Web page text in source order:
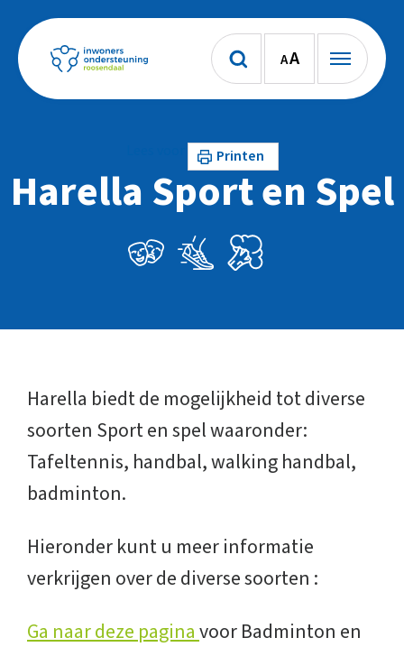
AA
Printen
Harella Sport en Spel
Harella biedt de mogelijkheid tot diverse
soorten Sport en spel waaronder:
Tafeltennis, handbal, walking handbal,
badminton.
Hieronder kunt u meer informatie
verkrijgen over de diverse soorten :
Ga naar deze paginavoor Badminton en